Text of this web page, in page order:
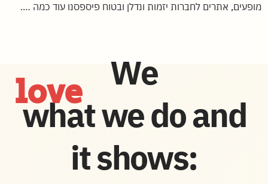
מופעים, אתרים לחברות יזמות ונדלן ובטוח פיספסנו עוד כמה ….
We
love
what we do and
it shows: